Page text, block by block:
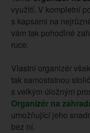
využití. V kompletní
s kapsami na
vám tak pohodlné
ruce.
Vlastní organizér
tak samostatnou
s velkým úložným
Organizér na
umožňující jeho
bez ní.